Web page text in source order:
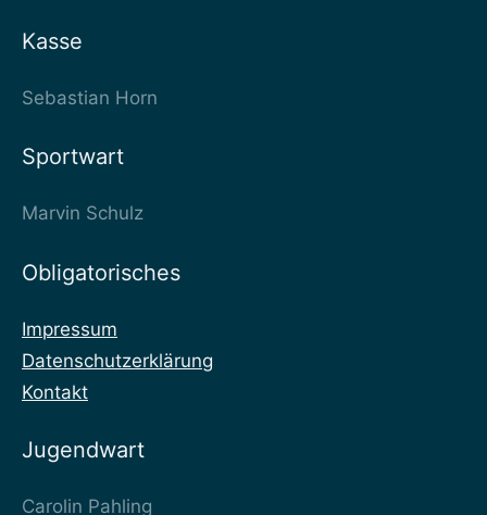
Kasse
Sebastian Horn
Sportwart
Marvin Schulz
Obligatorisches
Impressum
Datenschutzerklärung
Kontakt
Jugendwart
Carolin Pahling